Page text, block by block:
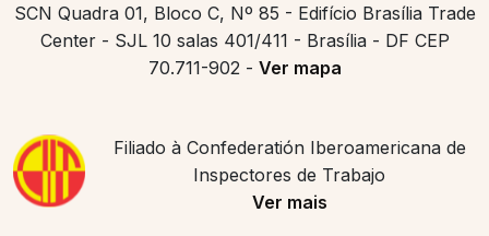
SCN Quadra 01, Bloco C, Nº 85 - Edifício Brasília Trade
Center - SJL 10 salas 401/411 - Brasília - DF CEP
70.711-902 - Ver mapa
Filiado à Confederatión Iberoamericana de
Inspectores de Trabajo
Ver mais